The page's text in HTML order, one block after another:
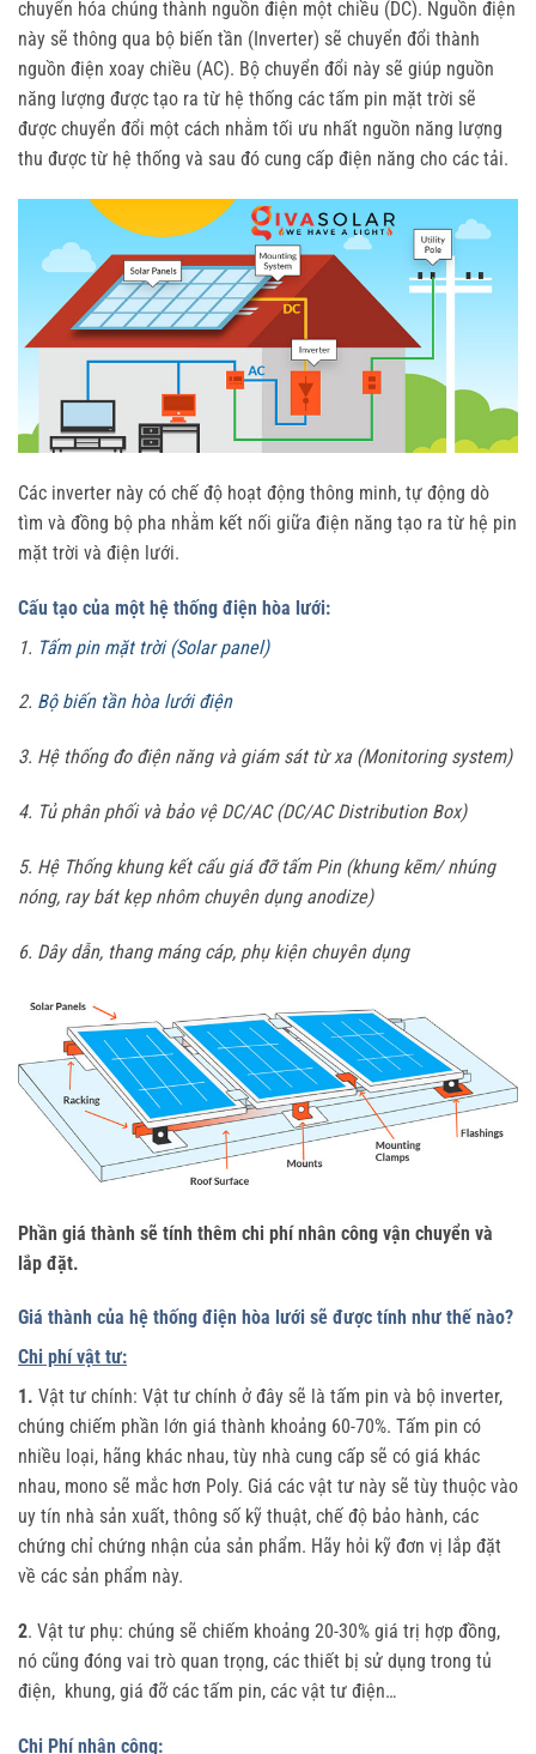
chuyển hóa chúng thành nguồn điện một chiều (DC). Nguồn điện
này sẽ thông qua bộ biến tần (Inverter) sẽ chuyển đổi thành
nguồn điện xoay chiều (AC). Bộ chuyển đổi này sẽ giúp nguồn
năng lượng được tạo ra từ hệ thống các tấm pin mặt trời sẽ
được chuyển đổi một cách nhằm tối ưu nhất nguồn năng lượng
thu được từ hệ thống và sau đó cung cấp điện năng cho các tải.
Các inverter này có chế độ hoạt động thông minh, tự động dò
tìm và đồng bộ pha nhằm kết nối giữa điện năng tạo ra từ hệ pin
mặt trời và điện lưới.
Cấu tạo của một hệ thống điện hòa lưới:
1. Tấm pin mặt trời (Solar panel)
2. Bộ biến tần hòa lưới điện
3. Hệ thống đo điện năng và giám sát từ xa (Monitoring system)
4. Tủ phân phối và bảo vệ DC/AC (DC/AC Distribution Box)
5. Hệ Thống khung kết cấu giá đỡ tấm Pin (khung kẽm/ nhúng
nóng, ray bát kẹp nhôm chuyên dụng anodize)
6. Dây dẫn, thang máng cáp, phụ kiện chuyên dụng
Phần giá thành sẽ tính thêm chi phí nhân công vận chuyển và
lắp đặt.
Giá thành của hệ thống điện hòa lưới sẽ được tính như thế nào?
Chi phí vật tư:
1. Vật tư chính: Vật tư chính ở đây sẽ là tấm pin và bộ inverter,
chúng chiếm phần lớn giá thành khoảng 60-70%. Tấm pin có
nhiều loại, hãng khác nhau, tùy nhà cung cấp sẽ có giá khác
nhau, mono sẽ mắc hơn Poly. Giá các vật tư này sẽ tùy thuộc vào
uy tín nhà sản xuất, thông số kỹ thuật, chế độ bảo hành, các
chứng chỉ chứng nhận của sản phẩm. Hãy hỏi kỹ đơn vị lắp đặt
về các sản phẩm này.
2. Vật tư phụ: chúng sẽ chiếm khoảng 20-30% giá trị hợp đồng,
nó cũng đóng vai trò quan trọng, các thiết bị sử dụng trong tủ
điện, khung, giá đỡ các tấm pin, các vật tư điện…
Chi Phí nhân công: